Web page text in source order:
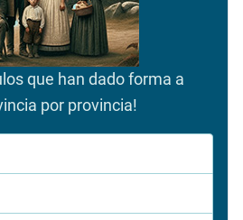
que han dado forma a
por provincia!